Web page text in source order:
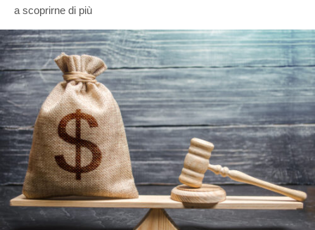
a scoprirne di più